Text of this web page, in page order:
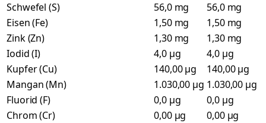
Schwefel (S)
56,0 mg
56,0 mg
Eisen (Fe)
1,50 mg
1,50 mg
Zink (Zn)
1,30 mg
1,30 mg
Iodid (I)
4,0 µg
4,0 µg
Kupfer (Cu)
140,00 µg
140,00 µg
Mangan (Mn)
1.030,00 µg 1.030,00 µg
Fluorid (F)
0,0 µg
0,0 µg
Chrom (Cr)
0,00 µg
0,00 µg